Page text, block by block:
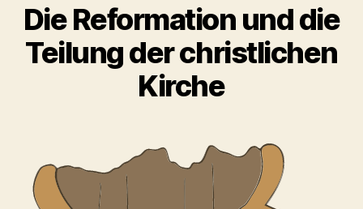
Die Reformation und die
Teilung der christlichen
Kirche